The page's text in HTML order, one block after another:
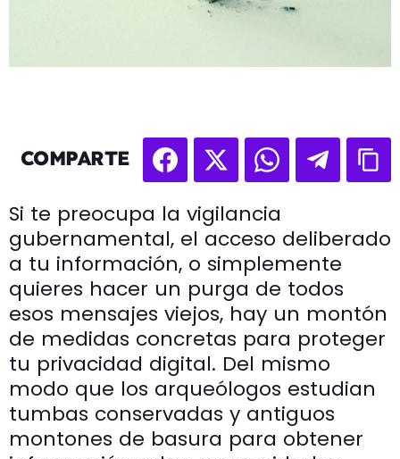
COMPARTE
Si te preocupa la vigilancia
gubernamental, el acceso deliberado
a tu información, o simplemente
quieres hacer un purga de todos
esos mensajes viejos, hay un montón
de medidas concretas para proteger
tu privacidad digital. Del mismo
modo que los arqueólogos estudian
tumbas conservadas y antiguos
montones de basura para obtener